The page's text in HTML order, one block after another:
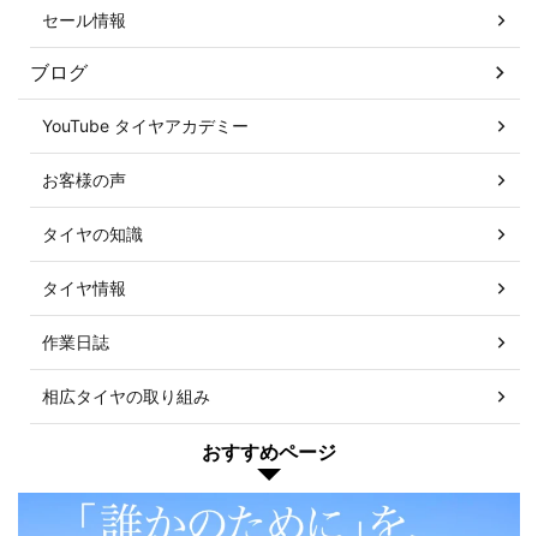
セール情報
ブログ
YouTube タイヤアカデミー
お客様の声
タイヤの知識
タイヤ情報
作業日誌
相広タイヤの取り組み
おすすめページ